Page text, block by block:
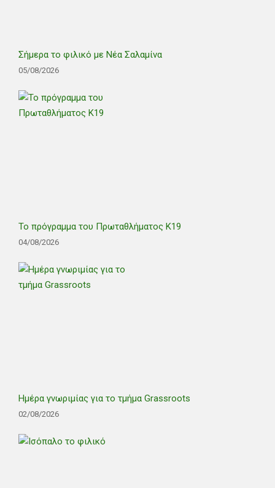
Σήμερα το φιλικό με Νέα Σαλαμίνα
05/08/2026
Το πρόγραμμα του Πρωταθλήματος Κ19
04/08/2026
Ημέρα γνωριμίας για το τμήμα Grassroots
02/08/2026